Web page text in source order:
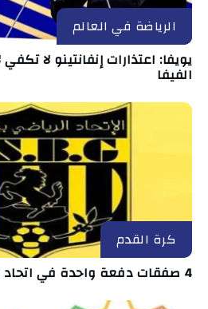
الرياضة في العالم
يويفا: اعتذارات إنفانتينو لا
الفيفا
كرة القدم
4 صفقات دفعة واحدة في اتحاد بن قردان